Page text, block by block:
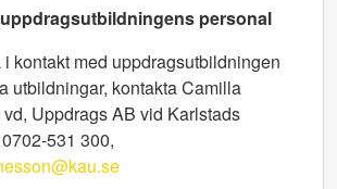
personal
kontakt med uppdragsutbildningen
utbildningar, kontakta Camilla
Uppdrags AB vid Karlstads
531 300,